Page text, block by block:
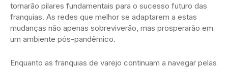
tornarão pilares fundamentais para o sucesso futuro das
franquias. As redes que melhor se adaptarem a estas
mudanças não apenas sobreviverão, mas prosperarão em
um ambiente pós-pandêmico.
Enquanto as franquias de varejo continuam a navegar pelas